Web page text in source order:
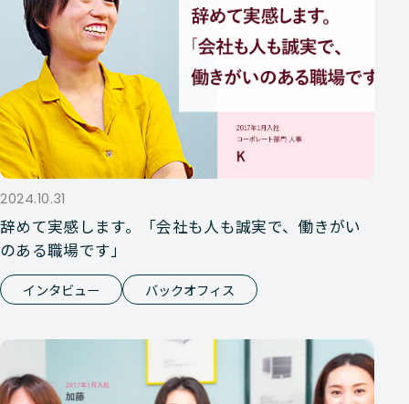
2024.10.31
辞めて実感します。「会社も人も誠実で、働きがい
のある職場です」
インタビュー バックオフィス